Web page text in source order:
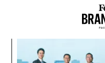
アンカット装のアレイスター・クロウリー著『法の
これらの本は、何も書店
くためだけにこのような
ぞれ理由があるのだという